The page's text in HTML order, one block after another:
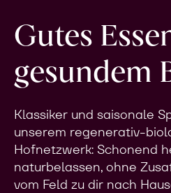
Gutes
gesundem
Klassiker und saisonale
unserem regenerativ-
Hofnetzwerk: Schonend
naturbelassen, ohne
vom Feld zu dir nach